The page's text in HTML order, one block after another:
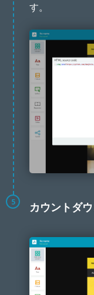
す。
5
カウントダ